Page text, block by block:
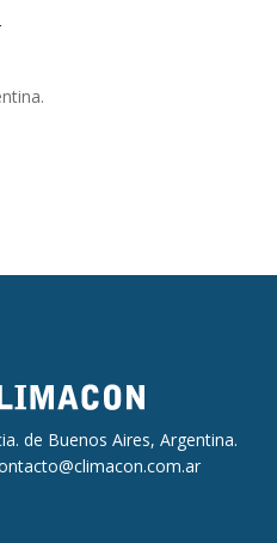
de Buenos Aires, Argentina.